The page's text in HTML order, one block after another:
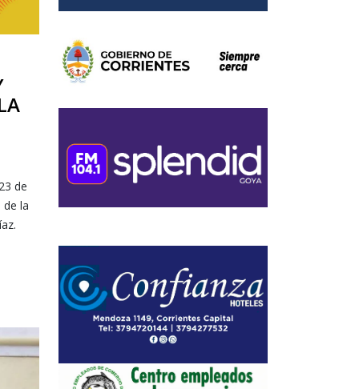
de
la